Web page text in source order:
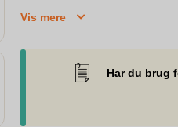
chokolade, samt vin og
gaveæsker kan du vælge
gaver. Indhold til gaven
brændte mandler, chokolade
finde et bredt udvalg af
særlig. Gaveæsker kan
tanke bag gaven, og vores
Vis mere
Har du brug